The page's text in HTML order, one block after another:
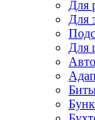
Для
Для
Для